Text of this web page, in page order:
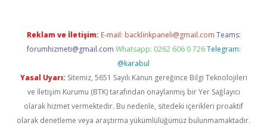
Reklam ve İletişim: E-mail: backlinkpaneli@gmail.com Teams:
forumhizmeti@gmail.com Whatsapp: 0262 606 0 726 Telegram:
@karabul
Yasal Uyarı: Sitemiz, 5651 Sayılı Kanun gereğince Bilgi Teknolojileri
ve İletişim Kurumu (BTK) tarafından onaylanmış bir Yer Sağlayıcı
olarak hizmet vermektedir. Bu nedenle, sitedeki içerikleri proaktif
olarak denetleme veya araştırma yükümlülüğümüz bulunmamaktadır.